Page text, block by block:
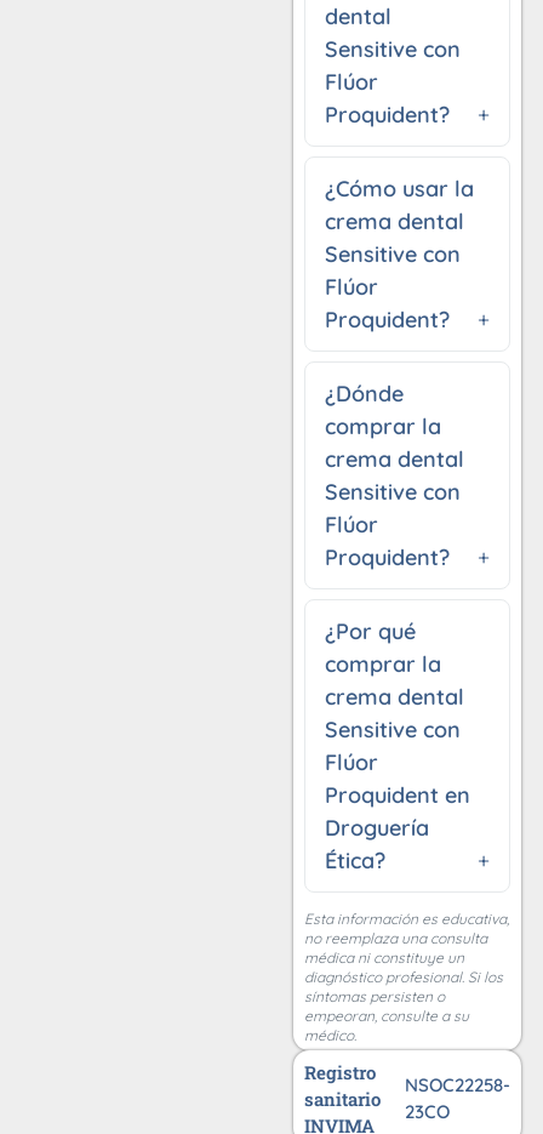
dental
Sensitive con
Flúor
Proquident?
¿Cómo usar la
crema dental
Sensitive con
Flúor
Proquident?
¿Dónde
comprar la
crema dental
Sensitive con
Flúor
Proquident?
¿Por qué
comprar la
crema dental
Sensitive con
Flúor
Proquident en
Droguería
Ética?
Esta información es educativa,
no reemplaza una consulta
médica ni constituye un
diagnóstico profesional. Si los
síntomas persisten o
empeoran, consulte a su
médico.
Registro
sanitario
INVIMA
NSOC22258-
23CO